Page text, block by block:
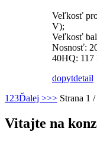
Veľkosť
V);
Veľkosť
Nosnosť:
40HQ: 117
dopytdetail
1 23Ďalej >>> Strana 1
Vitajte na